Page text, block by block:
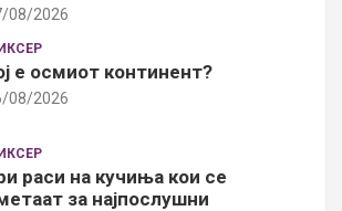
08/2026
е осмиот континент?
08/2026
раси на кучиња кои се
за најпослушни